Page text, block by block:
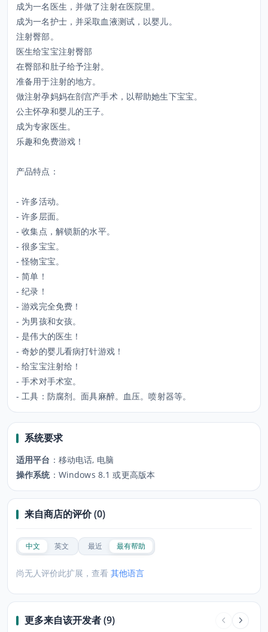
成为一名医生，并做了注射在医院里。
成为一名护士，并采取血液测试，以婴儿。
注射臀部。
医生给宝宝注射臀部
在臀部和肚子给予注射。
准备用于注射的地方。
做注射孕妈妈在剖宫产手术，以帮助她生下宝宝。
公主怀孕和婴儿的王子。
成为专家医生。
乐趣和免费游戏！
产品特点：
- 许多活动。
- 许多层面。
- 收集点，解锁新的水平。
- 很多宝宝。
- 怪物宝宝。
- 简单！
- 纪录！
- 游戏完全免费！
- 为男孩和女孩。
- 是伟大的医生！
- 奇妙的婴儿看病打针游戏！
- 给宝宝注射给！
- 手术对手术室。
- 工具：防腐剂。面具麻醉。血压。喷射器等。
系统要求
适用平台 ： 移动电话, 电脑
操作系统： Windows 8.1 或更高版本
来自商店的评价 (0)
中文 英文 最近 最有帮助
尚无人评价此扩展，查看 其他语言
更多来自该开发者 (9)